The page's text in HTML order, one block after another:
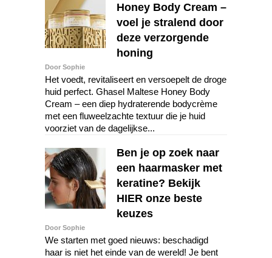
Honey Body Cream –
voel je stralend door
deze verzorgende
honing
Door Sophie
Het voedt, revitaliseert en versoepelt de droge
huid perfect. Ghasel Maltese Honey Body
Cream – een diep hydraterende bodycrème
met een fluweelzachte textuur die je huid
voorziet van de dagelijkse...
Ben je op zoek naar
een haarmasker met
keratine? Bekijk
HIER onze beste
keuzes
Door Sophie
We starten met goed nieuws: beschadigd
haar is niet het einde van de wereld! Je bent